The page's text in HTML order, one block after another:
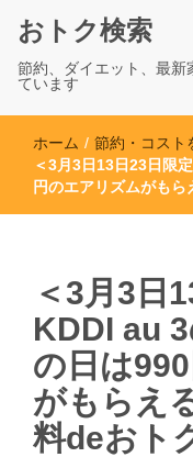
おトク検索
節約、ダイエット、最新
ています
ホーム / 節約・コスト
＜3月3日13日23日限
円のエアリズムがも
＜3月3日
KDDI au
の日は
がもらえ
料deおト